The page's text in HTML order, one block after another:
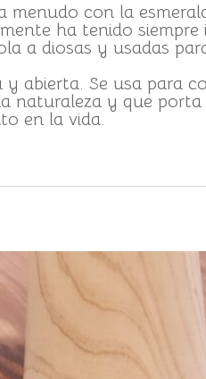
con la
ha tenido
a diosas y usadas
abierta. Se usa para
naturaleza y que
en la vida.